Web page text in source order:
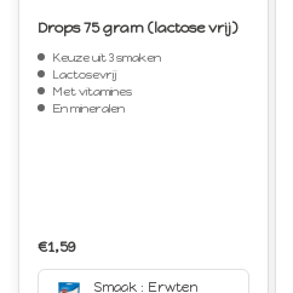
Drops 75 gram (lactose vrij)
Keuze uit 3 smaken
Lactosevrij
Met vitamines
En mineralen
€1,59
Smaak : Erwten